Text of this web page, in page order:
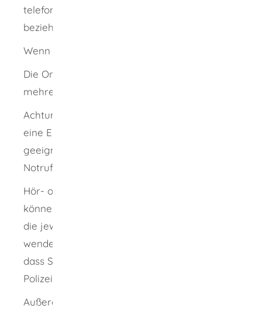
telefonisch oder mündlich erfolgen
beziehungsweise abgegeben werden.
Wenn Sie die Anzeige online abgeben wollen:
Die Onlineabgabe einer Anzeige erfolgt in
mehreren Schritten.
Achtung: Der Weg über die Onlinewache oder
eine E-Mail ist auf keinen Fall für Notfälle
geeignet - wählen Sie in diesem Fall die
Notrufnummer 110.
Hör- oder sprachbehinderte Menschen
können sich mit dem Faxnotruf 110 direkt an
die jeweils zuständige Polizeidienststelle
wenden. Nur so kann gewährleistet werden,
dass Sie unverzüglich die nächstgelegene
Polizeidienststelle erreichen.
Außerdem können Sie Ihr Hilfeersuchen auch